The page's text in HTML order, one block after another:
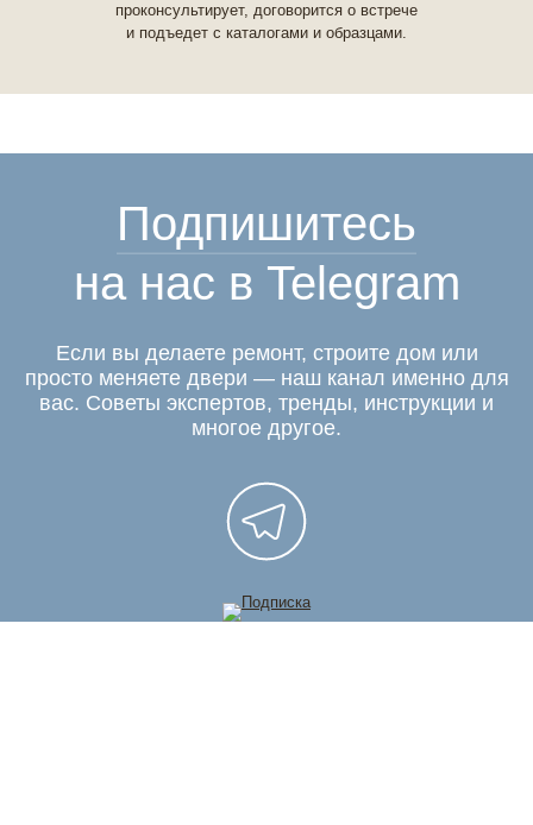
проконсультирует, договорится о встрече
и подъедет с каталогами и образцами.
Подпишитесь
на нас в Telegram
Если вы делаете ремонт, строите дом или
просто меняете двери — наш канал именно для
вас. Советы экспертов, тренды, инструкции и
многое другое.